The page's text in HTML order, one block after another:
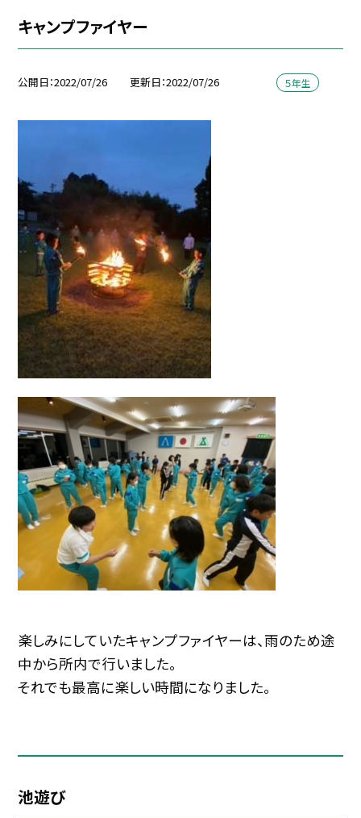
キャンプファイヤー
公開日 2022/07/26 更新日 2022/07/26 ５年生
楽しみにしていたキャンプファイヤーは、雨のため途
中から所内で行いました。
それでも最高に楽しい時間になりました。
池遊び